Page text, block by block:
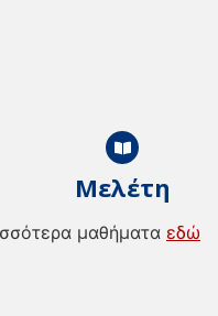
Μελέτη
μαθήματα εδώ